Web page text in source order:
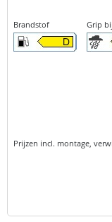
Brandstof Grip
Prijzen incl. montage,